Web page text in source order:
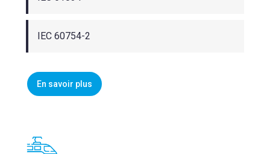
IEC 60754-2
En savoir plus